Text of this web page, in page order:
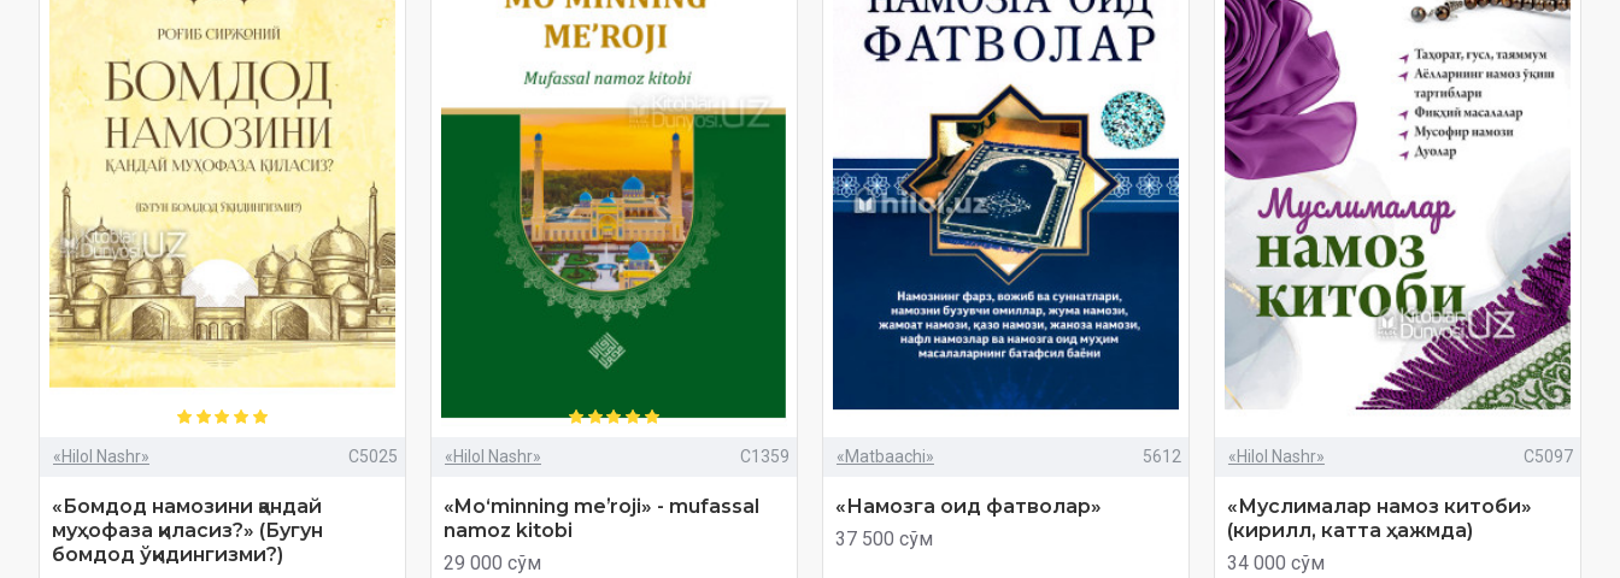
«Hilol Nashr» C5025
«Бомдод намозини қандай
муҳофаза қиласиз?» (Бугун
бомдод ўқидингизми?)
«Hilol Nashr» C1359
«Mo‘minning meʼroji» - mufassal
namoz kitobi
29 000 сўм
«Matbaachi» 5612
«Намозга оид фатволар»
37 500 сўм
«Hilol Nashr» C5097
«Муслималар намоз китоби»
(кирилл, катта ҳажмда)
34 000 сўм